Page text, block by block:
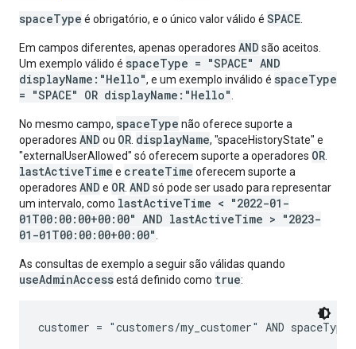
spaceType é obrigatório, e o único valor válido é SPACE
Em campos diferentes, apenas operadores AND são aceitos.
Um exemplo válido é spaceType = "SPACE" AND
displayName:"Hello", e um exemplo inválido é spaceType
= "SPACE" OR displayName:"Hello"
No mesmo campo, spaceType não oferece suporte a
operadores AND ou OR displayName, "spaceHistoryState" e
"externalUserAllowed" só oferecem suporte a operadores OR
lastActiveTime e createTime oferecem suporte a
operadores AND e OR AND só pode ser usado para representar
um intervalo, como lastActiveTime < "2022-01-
01T00:00:00+00:00" AND lastActiveTime > "2023-
01-01T00:00:00+00:00"
As consultas de exemplo a seguir são válidas quando
useAdminAccessestá definido como true:
customer = "customers/my_customer" AND spaceType